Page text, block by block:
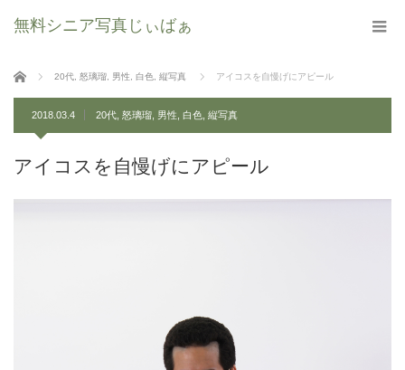
無料シニア写真じぃばぁ
ホーム 20代 怒璃瑠 男性 白色 縦写真 アイコスを自慢げにアピール
2018.03.4 20代 怒璃瑠 男性 白色 縦写真
アイコスを自慢げにアピール